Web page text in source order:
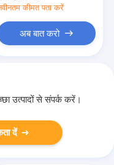
कीमत पता करें
अब बात करो
उत्पादों से संपर्क करें।
दें